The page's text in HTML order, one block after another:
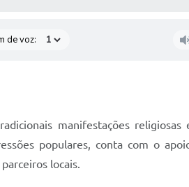
de voz:
manifestações religiosas
populares, conta com o
locais.